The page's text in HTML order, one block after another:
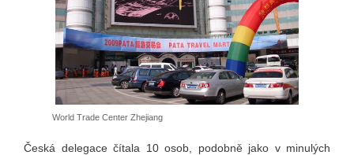
World Trade Center Zhejiang
Česká delegace čítala 10 osob, podobně jako v minulých